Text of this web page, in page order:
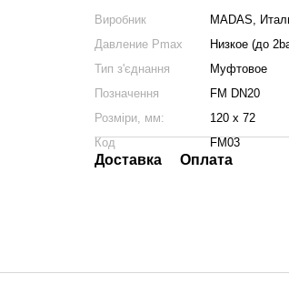
Виробник
MADAS,
Давление Pmax
Низкое (до
Тип з'єднання
Муфтовое
Позначення
FM DN20
Розміри, мм:
120 х 72
Код
FM03
Доставка Оплата